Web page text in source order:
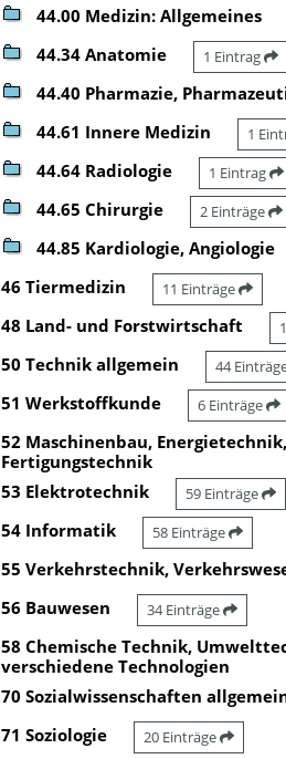
44.00 Medizin: Allgemeines
44.34 Anatomie 1 Eintrag
44.40 Pharmazie,
44.61 Innere Medizin 1
44.64 Radiologie 1 Eintrag
44.65 Chirurgie 2 Einträge
44.85 Kardiologie, Angiologie
46 Tiermedizin 11 Einträge
48 Land- und Forstwirtschaft
50 Technik allgemein 44
51 Werkstoffkunde 6 Einträge
52 Maschinenbau, Energietechnik,
Fertigungstechnik
53 Elektrotechnik 59 Einträge
54 Informatik 58 Einträge
55 Verkehrstechnik,
56 Bauwesen 34 Einträge
58 Chemische Technik,
verschiedene Technologien
70 Sozialwissenschaften
71 Soziologie 20 Einträge